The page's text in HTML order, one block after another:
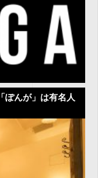
ぽんが」は有名人